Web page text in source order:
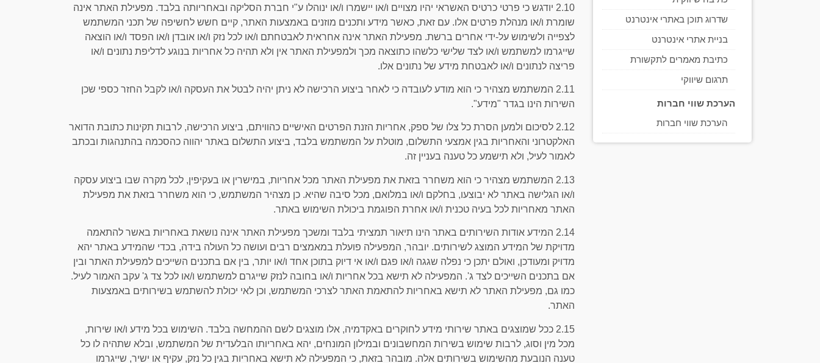
שדרוג תוכן באתרי אינטרנט
בניית אתרי אינטרנט
כתיבת מאמרים לתקשורת
תרגום שיווקי
הערכת שווי חברות
הערכת שווי חברות
2.10 יודגש כי פרטי כרטיס האשראי יהיו מצויים ו/או יישמרו ו/או ינוהלו ע"י חברת הסליקה ובאחריותה בלבד. מפעילת האתר אינה
שומרת ו/או מנהלת פרטים אלו. עם זאת, כאשר מידע ותכנים מוזנים באמצעות האתר, קיים חשש לחשיפה של תכני המשתמש
לצפייה ולשימוש על-ידי אחרים ברשת. מפעילת האתר אינה אחראית לאבטחתם ו/או לכל נזק ו/או אובדן ו/או הפסד ו/או הוצאה
שייגרמו למשתמש ו/או לצד שלישי כלשהו כתוצאה מכך ולמפעילת האתר אין ולא תהיה כל אחריות בנוגע לדליפת נתונים ו/או
פריצה לנתונים ו/או לאבטחת מידע של נתונים אלו.
2.11 המשתמש מצהיר כי הוא מודע לעובדה כי לאחר ביצוע הרכישה לא ניתן יהיה לבטל את העסקה ו/או לקבל החזר כספי שכן
השירות הינו בגדר "מידע".
2.12 לסיכום ולמען הסרת כל צלו של ספק, אחריות הזנת הפרטים האישיים כהוויתם, ביצוע הרכישה, לרבות תקינות כתובת הדואר
האלקטרוני והאחריות בגין אמצעי התשלום, מוטלת על המשתמש בלבד, ביצוע התשלום באתר יהווה כהסכמה בהתנהגות ובכתב
לאמור לעיל, ולא תישמע כל טענה בעניין זה.
2.13 המשתמש מצהיר כי הוא משחרר בזאת את מפעילת האתר מכל אחריות, במישרין או בעקיפין, לכל מקרה שבו ביצוע עסקה
ו/או הגלישה באתר לא יבוצעו, בחלקם ו/או במלואם, מכל סיבה שהיא. כן מצהיר המשתמש, כי הוא משחרר בזאת את מפעילת
האתר מאחריות לכל בעיה טכנית ו/או אחרת הפוגמת ביכולת השימוש באתר.
2.14 המידע אודות השירותים באתר הינו תיאור תמציתי בלבד ומשכך מפעילת האתר אינה נושאת באחריות באשר להתאמה
מדויקת של המידע המוצג לשירותים. יובהר, המפעילה פועלת במאמצים רבים ועושה כל העולה בידה, בכדי שהמידע באתר יהא
מדויק ומעודכן, ואולם יתכן כי נפלה שגגה ו/או פגם ו/או אי דיוק בתוכן אחד ו/או יותר, בין אם בתכנים השייכים למפעילת האתר ובין
אם בתכנים השייכים לצד ג'. המפעילה לא תישא בכל אחריות ו/או בחובה לנזק שייגרם למשתמש ו/או לכל צד ג' עקב האמור לעיל.
כמו גם, מפעילת האתר לא תישא באחריות להתאמת האתר לצרכי המשתמש, וכן לאי יכולת להשתמש בשירותים באמצעות
האתר.
2.15 ככל שמוצגים באתר שירותי מידע לחוקרים באקדמיה, אלו מוצגים לשם ההמחשה בלבד. השימוש בכל מידע ו/או שירות,
מכל מין וסוג, לרבות שימוש בשירות המחשבונים ובמילון המונחים, יהא באחריותו הבלעדית של המשתמש, ובלא שתהיה לו כל
טענה הנובעת מהשימוש בשירותים אלה. מובהר בזאת, כי המפעילה לא תישא באחריות בגין כל נזק, עקיף או ישיר, שייגרמו